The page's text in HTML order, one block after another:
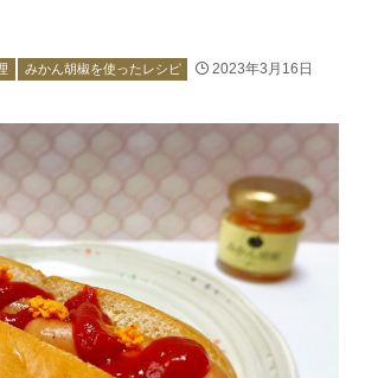
みかん胡椒を使ったレシピ 2023年3月16日